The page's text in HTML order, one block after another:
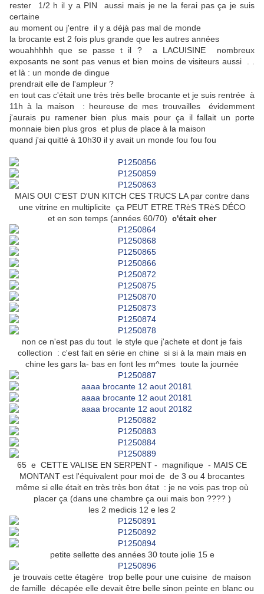
rester 1/2 h il y a PIN aussi mais je ne la ferai pas ça je suis
certaine
au moment ou j'entre il y a déjà pas mal de monde
la brocante est 2 fois plus grande que les autres années
wouahhhhh que se passe t il ? a LACUISINE nombreux
exposants ne sont pas venus et bien moins de visiteurs aussi . .
et là : un monde de dingue
prendrait elle de l'ampleur ?
en tout cas c'était une très très belle brocante et je suis rentrée à
11h à la maison : heureuse de mes trouvailles évidemment
j'aurais pu ramener bien plus mais pour ça il fallait un porte
monnaie bien plus gros et plus de place à la maison
quand j'ai quitté à 10h30 il y avait un monde fou fou fou
MAIS OUI C'EST D'UN KITCH CES TRUCS LA par contre dans
une vitrine en multiplicite ça PEUT ETRE TRèS TRèS DÉCO
et en son temps (années 60/70) c'était cher
non ce n'est pas du tout le style que j'achete et dont je fais
collection : c'est fait en série en chine si si à la main mais en
chine les gars la- bas en font les m^mes toute la journée
65 e CETTE VALISE EN SERPENT - magnifique - MAIS CE
MONTANT est l'équivalent pour moi de de 3 ou 4 brocantes
même si elle était en très très bon état : je ne vois pas trop où
placer ça (dans une chambre ça oui mais bon ???? )
les 2 medicis 12 e les 2
petite sellette des années 30 toute jolie 15 e
je trouvais cette étagère trop belle pour une cuisine de maison
de famille décapée elle devait être belle sinon peinte en blanc ou